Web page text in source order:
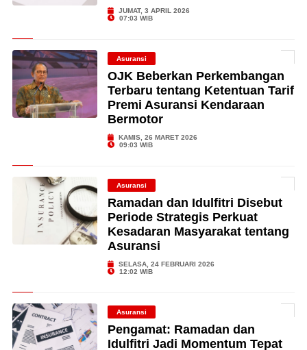
JUMAT, 3 APRIL 2026
07:03 WIB
Asuransi
OJK Beberkan Perkembangan
Terbaru tentang Ketentuan Tarif
Premi Asuransi Kendaraan
Bermotor
KAMIS, 26 MARET 2026
09:03 WIB
Asuransi
Ramadan dan Idulfitri Disebut
Periode Strategis Perkuat
Kesadaran Masyarakat tentang
Asuransi
SELASA, 24 FEBRUARI 2026
12:02 WIB
Asuransi
Pengamat: Ramadan dan
Idulfitri Jadi Momentum Tepat